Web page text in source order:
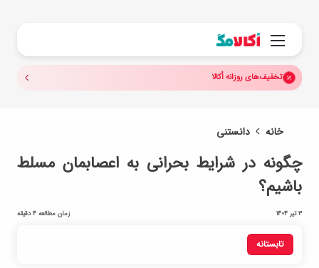
منو
تخفیف‌های روزانه اُکالا
خانه دانستنی
تابستانه
چگونه در شرایط بحرانی به اعصابمان مسلط
باشیم؟
3 تیر 1404 زمان مطالعه 4 دقیقه